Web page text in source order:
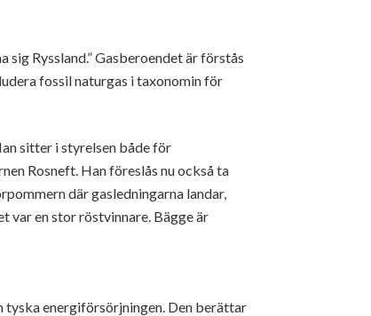
Ryssland.” Gasberoendet är förstås
fossil naturgas i taxonomin för
sitter i styrelsen både för
Rosneft. Han föreslås nu också ta
där gasledningarna landar,
var en stor röstvinnare. Bägge är
tyska energiförsörjningen. Den berättar